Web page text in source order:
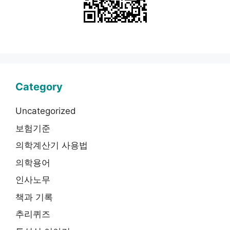
Category
Uncategorized
보험기준
의학계산기 사용법
의학용어
인사노무
책과 기록
추리퀴즈